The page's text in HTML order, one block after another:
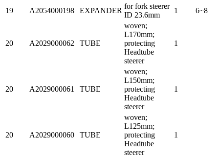
19 A2054000198 EXPANDER
for fork steerer
ID 23.6mm
1 6~8
20 A2029000062 TUBE
woven;
L170mm;
protecting
Headtube
steerer
1
20 A2029000061 TUBE
woven;
L150mm;
protecting
Headtube
steerer
1
20 A2029000060 TUBE
woven;
L125mm;
protecting
Headtube
steerer
1